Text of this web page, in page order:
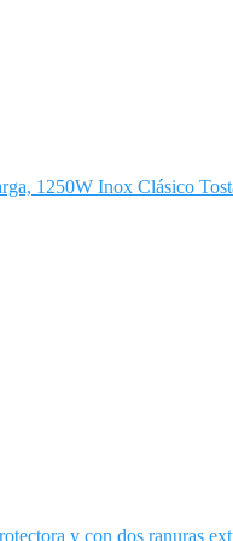
1250W Inox Clásico
y con dos ranuras